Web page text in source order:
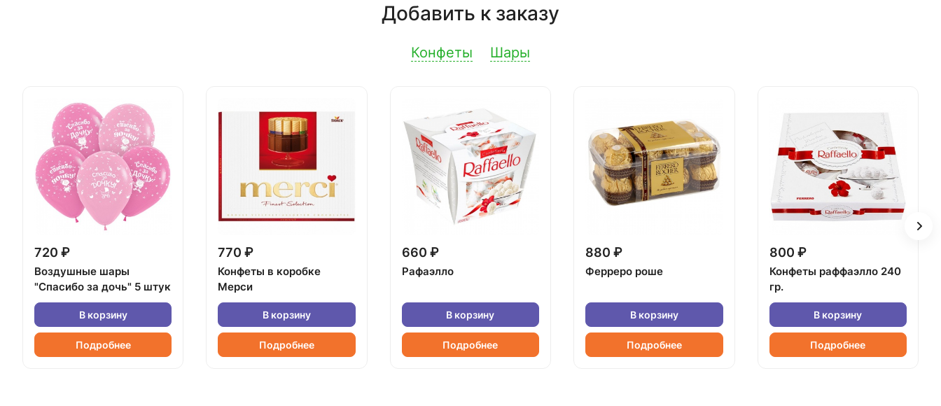
Добавить к заказу
Конфеты Шары
720 ₽
Воздушные шары
"Спасибо за дочь" 5 штук
В корзину
Подробнее
770 ₽
Конфеты в коробке
Мерси
В корзину
Подробнее
660 ₽
Рафаэлло
В корзину
Подробнее
880 ₽
Ферреро роше
В корзину
Подробнее
800 ₽
Конфеты раффаэлло 240
гр.
В корзину
Подробнее